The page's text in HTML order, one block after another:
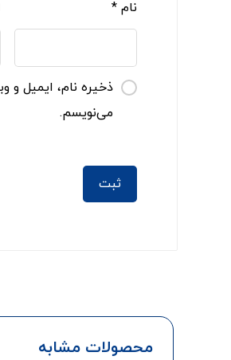
نام*
ذخیره نام، ایمیل و
می‌نویسم.
محصولات مشابه